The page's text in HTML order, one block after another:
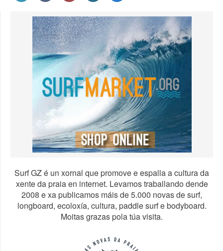
Surf GZ é un xornal que promove e espalla a cultura da
xente da praia en internet. Levamos traballando dende
2008 e xa publicamos máis de 5.000 novas de surf,
longboard, ecoloxía, cultura, paddle surf e bodyboard.
Moitas grazas pola túa visita.